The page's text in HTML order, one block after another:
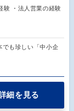
験 ・法人営業の経験
でも珍しい「中小企
細を見る